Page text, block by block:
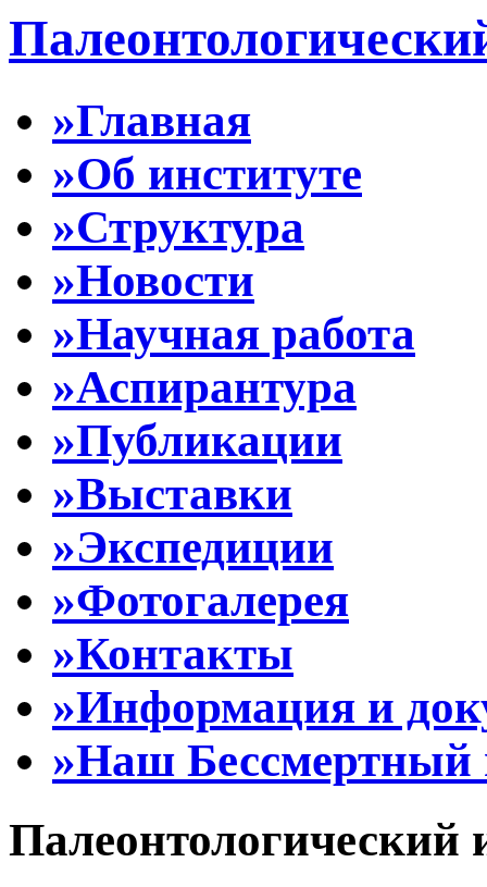
»Главная
»Об институте
»Структура
»Новости
»Научная работа
»Аспирантура
»Публикации
»Выставки
»Экспедиции
»Фотогалерея
»Контакты
»Информация и
»Наш Бессмертный
Палеонтологический